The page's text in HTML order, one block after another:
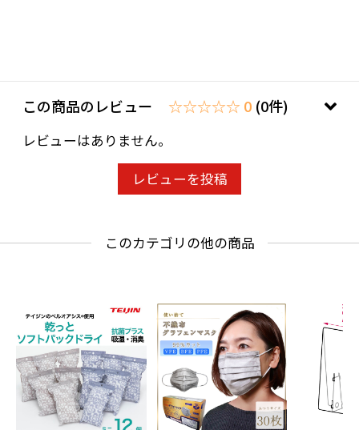
〇ご使用後は噴霧口を必ずＯＦＦにしてくださ
ノズルが詰まる場合が御座います。詰った場合
はノズルを取り外しお酢やクエン酸水などで漬
け込んでください。）
使用上の注意
ろでお試しください。
〇お肌の弱い方は、御使用をお控えください。
〇１か所に集中するスプレーはお避け下さい。
シミやベタつきの原因となります。
〇汚れのあるものはあらかじめ取り除いてくだ
この商品のレビュー ☆☆☆☆☆ 0 (0件)
レビューはありません。
レビューを投稿
このカテゴリの他の商品